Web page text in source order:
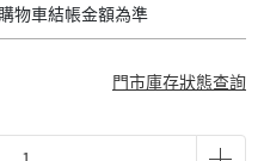
物車結帳金額為準
門市庫存狀態查詢